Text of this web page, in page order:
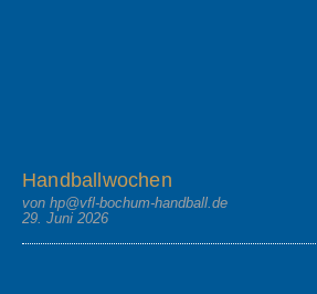
Handballwochen
von hp@vfl-bochum-handball.de
29. Juni 2026